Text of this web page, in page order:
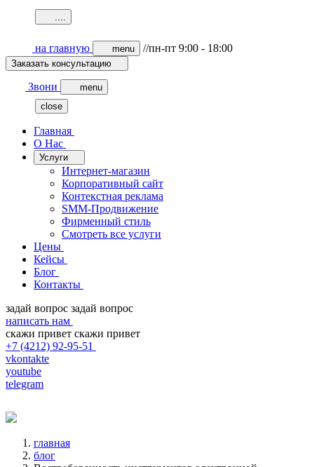
....
на главную menu //пн-пт 9:00 - 18:00
Заказать консультацию
Звони
menu
close
Главная
О Нас
Услуги
Интернет-магазин
Корпоративный сайт
Контекстная реклама
SMM-Продвижение
Фирменный стиль
Смотреть все услуги
Цены
Кейсы
Блог
Контакты
задай вопрос задай вопрос
написать нам
скажи привет скажи привет
+7 (4212) 92-95-51
vkontakte
youtube
telegram
главная
блог